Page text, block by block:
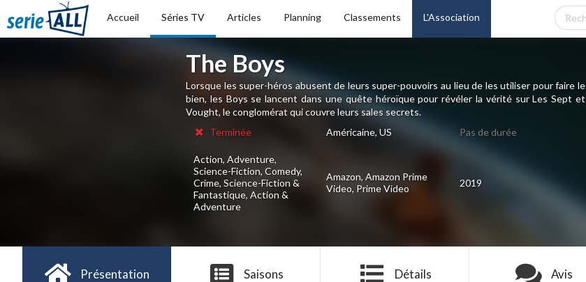
Accueil Séries TV Articles Planning Classements L'Association
The Boys
Lorsque les super-héros abusent de leurs super-pouvoirs au lieu de les utiliser pour faire le
bien, les Boys se lancent dans une quête héroïque pour révéler la vérité sur Les Sept et
Vought, le conglomérat qui couvre leurs sales secrets.
Terminée
Américaine, US Pas de durée
Action, Adventure,
Science-Fiction, Comedy,
Crime, Science-Fiction &
Fantastique, Action &
Adventure
Amazon, Amazon Prime
Video, Prime Video
2019
Présentation Saisons Détails Avis